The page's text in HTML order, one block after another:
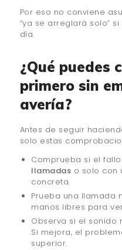
Por eso no conviene
“ya se arreglará solo”
día.
¿Qué puedes
primero sin
avería?
Antes de seguir
solo estas
Comprueba si el
llamadas o solo con
concreta.
Prueba una llamada
manos libres para
Observa si el sonido
Si mejora, el
superior.